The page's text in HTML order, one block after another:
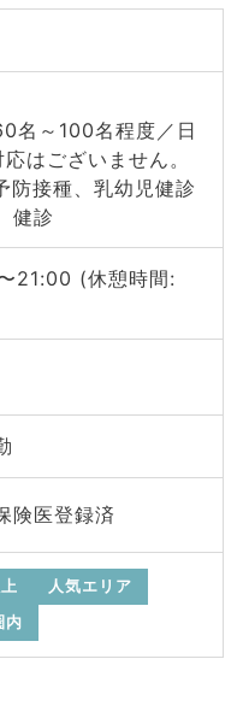
名～100名程度／日
ございません。
、乳幼児健診
健診
21:00 (休憩時間:
険医登録済
人気エリア
内